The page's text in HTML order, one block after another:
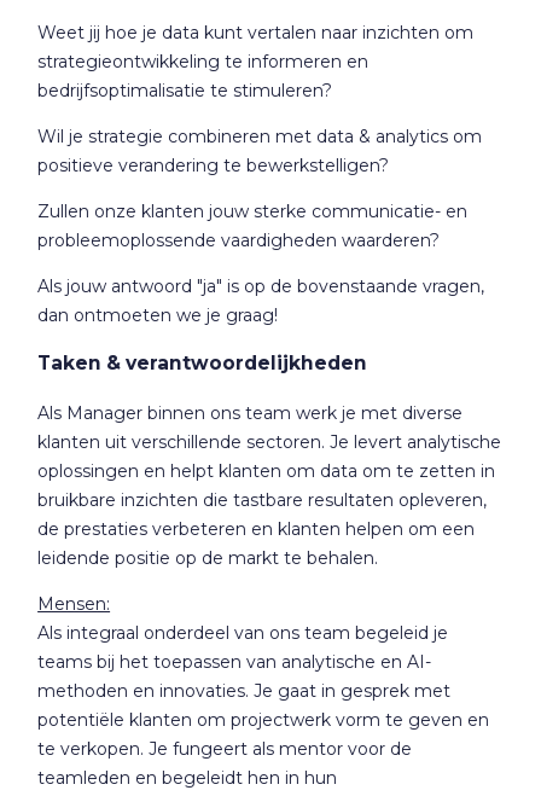
Weet jij hoe je data kunt vertalen naar inzichten om
strategieontwikkeling te informeren en
bedrijfsoptimalisatie te stimuleren?
Wil je strategie combineren met data & analytics om
positieve verandering te bewerkstelligen?
Zullen onze klanten jouw sterke communicatie- en
probleemoplossende vaardigheden waarderen?
Als jouw antwoord "ja" is op de bovenstaande vragen,
dan ontmoeten we je graag!
Taken & verantwoordelijkheden
Als Manager binnen ons team werk je met diverse
klanten uit verschillende sectoren. Je levert analytische
oplossingen en helpt klanten om data om te zetten in
bruikbare inzichten die tastbare resultaten opleveren,
de prestaties verbeteren en klanten helpen om een
leidende positie op de markt te behalen.
Mensen:
Als integraal onderdeel van ons team begeleid je
teams bij het toepassen van analytische en AI-
methoden en innovaties. Je gaat in gesprek met
potentiële klanten om projectwerk vorm te geven en
te verkopen. Je fungeert als mentor voor de
teamleden en begeleidt hen in hun